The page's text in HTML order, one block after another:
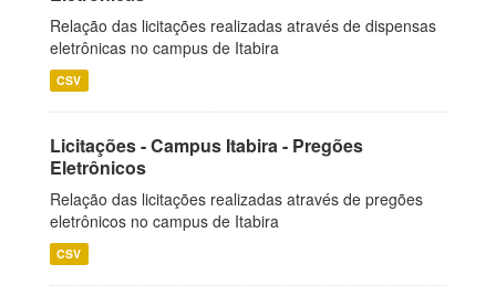
Relação das licitações realizadas através de dispensas
eletrônicas no campus de Itabira
CSV
Licitações - Campus Itabira - Pregões
Eletrônicos
Relação das licitações realizadas através de pregões
eletrônicos no campus de Itabira
CSV